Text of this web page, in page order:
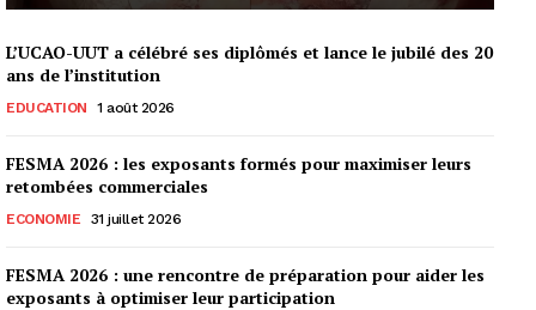
L’UCAO-UUT a célébré ses diplômés et lance le jubilé des 20
ans de l’institution
EDUCATION 1 août 2026
FESMA 2026 : les exposants formés pour maximiser leurs
retombées commerciales
ECONOMIE 31 juillet 2026
FESMA 2026 : une rencontre de préparation pour aider les
exposants à optimiser leur participation